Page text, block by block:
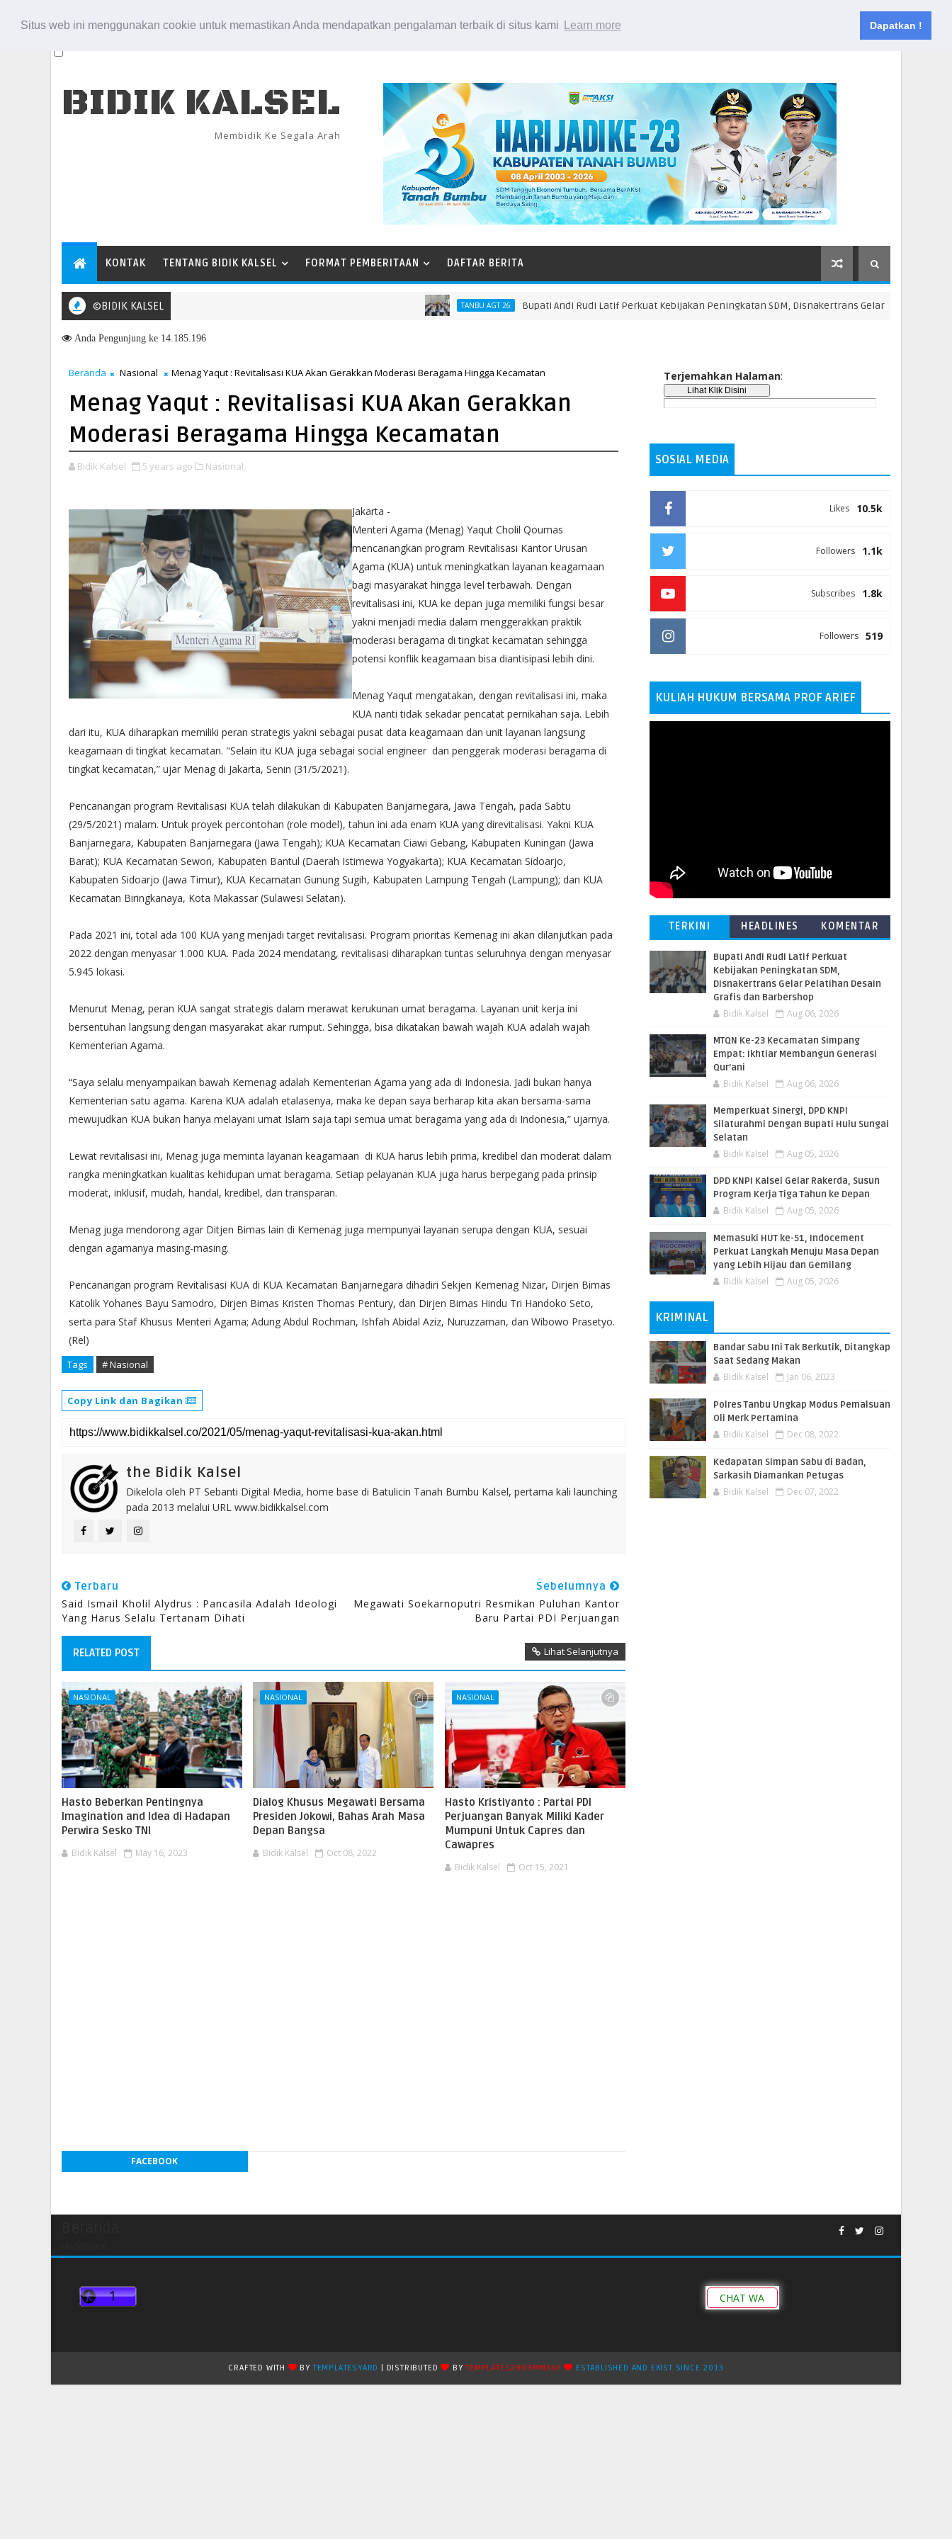
Situs web ini menggunakan cookie untuk memastikan Anda mendapatkan pengalaman terbaik di situs kami Learn more Dapatkan !
Kontak
BIDIK KALSEL
Membidik Ke Segala Arah
KONTAK TENTANG BIDIK KALSEL FORMAT PEMBERITAAN DAFTAR BERITA
©BIDIK KALSEL TANBU AGT 26 Bupati Andi Rudi Latif Perkuat Kebijakan Peningkatan SDM, Disnakertrans Gelar Pelatihan Desain
Masa Depan yang Lebih Hijau dan Gemilang
Anda Pengunjung ke 14.185.196
Beranda Nasional Menag Yaqut : Revitalisasi KUA Akan Gerakkan Moderasi Beragama Hingga Kecamatan
Menag Yaqut : Revitalisasi KUA Akan Gerakkan
Moderasi Beragama Hingga Kecamatan
Bidik Kalsel 5 years ago Nasional,
Jakarta -
Menteri Agama (Menag) Yaqut Cholil Qoumas
mencanangkan program Revitalisasi Kantor Urusan
Agama (KUA) untuk meningkatkan layanan keagamaan
bagi masyarakat hingga level terbawah. Dengan
revitalisasi ini, KUA ke depan juga memiliki fungsi besar
yakni menjadi media dalam menggerakkan praktik
moderasi beragama di tingkat kecamatan sehingga
potensi konflik keagamaan bisa diantisipasi lebih dini.
Menag Yaqut mengatakan, dengan revitalisasi ini, maka
KUA nanti tidak sekadar pencatat pernikahan saja. Lebih
dari itu, KUA diharapkan memiliki peran strategis yakni sebagai pusat data keagamaan dan unit layanan langsung
keagamaan di tingkat kecamatan. "Selain itu KUA juga sebagai social engineer dan penggerak moderasi beragama di
tingkat kecamatan,” ujar Menag di Jakarta, Senin (31/5/2021).
Pencanangan program Revitalisasi KUA telah dilakukan di Kabupaten Banjarnegara, Jawa Tengah, pada Sabtu
(29/5/2021) malam. Untuk proyek percontohan (role model), tahun ini ada enam KUA yang direvitalisasi. Yakni KUA
Banjarnegara, Kabupaten Banjarnegara (Jawa Tengah); KUA Kecamatan Ciawi Gebang, Kabupaten Kuningan (Jawa
Barat); KUA Kecamatan Sewon, Kabupaten Bantul (Daerah Istimewa Yogyakarta); KUA Kecamatan Sidoarjo,
Kabupaten Sidoarjo (Jawa Timur), KUA Kecamatan Gunung Sugih, Kabupaten Lampung Tengah (Lampung); dan KUA
Kecamatan Biringkanaya, Kota Makassar (Sulawesi Selatan).
Pada 2021 ini, total ada 100 KUA yang menjadi target revitalisasi. Program prioritas Kemenag ini akan dilanjutkan pada
2022 dengan menyasar 1.000 KUA. Pada 2024 mendatang, revitalisasi diharapkan tuntas seluruhnya dengan menyasar
5.945 lokasi.
Menurut Menag, peran KUA sangat strategis dalam merawat kerukunan umat beragama. Layanan unit kerja ini
bersentuhan langsung dengan masyarakat akar rumput. Sehingga, bisa dikatakan bawah wajah KUA adalah wajah
Kementerian Agama.
“Saya selalu menyampaikan bawah Kemenag adalah Kementerian Agama yang ada di Indonesia. Jadi bukan hanya
Kementerian satu agama. Karena KUA adalah etalasenya, maka ke depan saya berharap kita akan bersama-sama
mewujudkan KUA bukan hanya melayani umat Islam saja tapi semua umat beragama yang ada di Indonesia,” ujarnya.
Lewat revitalisasi ini, Menag juga meminta layanan keagamaan di KUA harus lebih prima, kredibel dan moderat dalam
rangka meningkatkan kualitas kehidupan umat beragama. Setiap pelayanan KUA juga harus berpegang pada prinsip
moderat, inklusif, mudah, handal, kredibel, dan transparan.
Menag juga mendorong agar Ditjen Bimas lain di Kemenag juga mempunyai layanan serupa dengan KUA, sesuai
dengan agamanya masing-masing.
Pencanangan program Revitalisasi KUA di KUA Kecamatan Banjarnegara dihadiri Sekjen Kemenag Nizar, Dirjen Bimas
Katolik Yohanes Bayu Samodro, Dirjen Bimas Kristen Thomas Pentury, dan Dirjen Bimas Hindu Tri Handoko Seto,
serta para Staf Khusus Menteri Agama; Adung Abdul Rochman, Ishfah Abidal Aziz, Nuruzzaman, dan Wibowo Prasetyo.
(Rel)
Tags # Nasional
Copy Link dan Bagikan
the Bidik Kalsel
Dikelola oleh PT Sebanti Digital Media, home base di Batulicin Tanah Bumbu Kalsel, pertama kali launching
pada 2013 melalui URL www.bidikkalsel.com
Terbaru
Said Ismail Kholil Alydrus : Pancasila Adalah Ideologi
Yang Harus Selalu Tertanam Dihati
Sebelumnya
Megawati Soekarnoputri Resmikan Puluhan Kantor
Baru Partai PDI Perjuangan
RELATED POST Lihat Selanjutnya
NASIONAL
Hasto Beberkan Pentingnya
Imagination and Idea di Hadapan
Perwira Sesko TNI
Bidik Kalsel May 16, 2023
NASIONAL
Dialog Khusus Megawati Bersama
Presiden Jokowi, Bahas Arah Masa
Depan Bangsa
Bidik Kalsel Oct 08, 2022
NASIONAL
Hasto Kristiyanto : Partai PDI
Perjuangan Banyak Miliki Kader
Mumpuni Untuk Capres dan
Cawapres
Bidik Kalsel Oct 15, 2021
FACEBOOK
Terjemahkan Halaman:
SOSIAL MEDIA
10.5k
Likes
1.1k
Followers
1.8k
Subscribes
519
Followers
KULIAH HUKUM BERSAMA PROF ARIEF
TERKINI HEADLINES KOMENTAR
Bupati Andi Rudi Latif Perkuat
Kebijakan Peningkatan SDM,
Disnakertrans Gelar Pelatihan Desain
Grafis dan Barbershop
Bidik Kalsel Aug 06, 2026
MTQN Ke-23 Kecamatan Simpang
Empat: Ikhtiar Membangun Generasi
Qur’ani
Bidik Kalsel Aug 06, 2026
Memperkuat Sinergi, DPD KNPI
Silaturahmi Dengan Bupati Hulu Sungai
Selatan
Bidik Kalsel Aug 05, 2026
DPD KNPI Kalsel Gelar Rakerda, Susun
Program Kerja Tiga Tahun ke Depan
Bidik Kalsel Aug 05, 2026
Memasuki HUT ke-51, Indocement
Perkuat Langkah Menuju Masa Depan
yang Lebih Hijau dan Gemilang
Bidik Kalsel Aug 05, 2026
KRIMINAL
Bandar Sabu Ini Tak Berkutik, Ditangkap
Saat Sedang Makan
Bidik Kalsel Jan 06, 2023
Polres Tanbu Ungkap Modus Pemalsuan
Oli Merk Pertamina
Bidik Kalsel Dec 08, 2022
Kedapatan Simpan Sabu di Badan,
Sarkasih Diamankan Petugas
Bidik Kalsel Dec 07, 2022
CHAT WA
CRAFTED WITH BYTEMPLATESYARD | DISTRIBUTED BYTEMPLATES2909MMXXII ESTABLISHED AND EXIST SINCE 2013